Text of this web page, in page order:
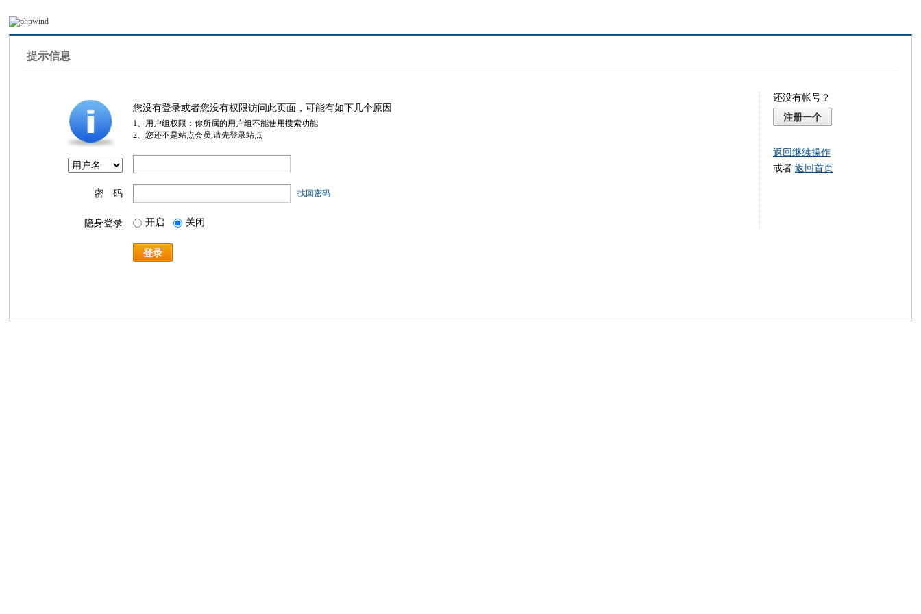
提示信息
您没有登录或者您没有权限访问此页面，可能有如下几个原因
1、用户组权限：你所属的用户组不能使用搜索功能
2、您还不是站点会员,请先登录站点
密 码 找回密码
隐身登录 开启 关闭
登录
还没有帐号？
注册一个
返回继续操作
或者 返回首页